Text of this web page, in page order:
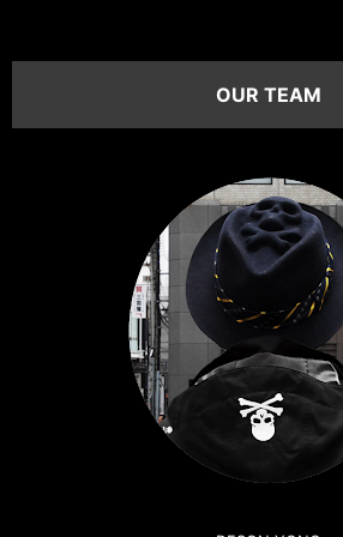
OUR TEAM